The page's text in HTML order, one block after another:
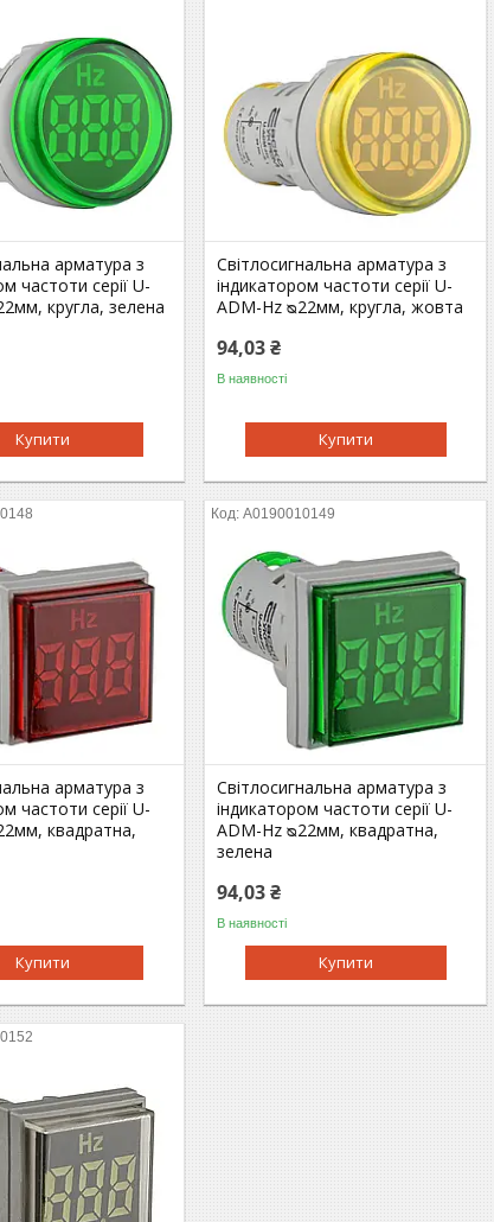
арматура з
частоти серії U-
кругла, зелена
Купити
Світлосигнальна арматура з
індикатором частоти серії U-
ADM-Hz ᴓ22мм, кругла, жовта
94,03 ₴
В наявності
Купити
арматура з
частоти серії U-
квадратна,
Купити
A0190010149
Світлосигнальна арматура з
індикатором частоти серії U-
ADM-Hz ᴓ22мм, квадратна,
зелена
94,03 ₴
В наявності
Купити